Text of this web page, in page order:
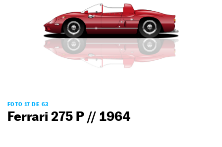
FOTO 17 DE 63
Ferrari 275 P // 1964